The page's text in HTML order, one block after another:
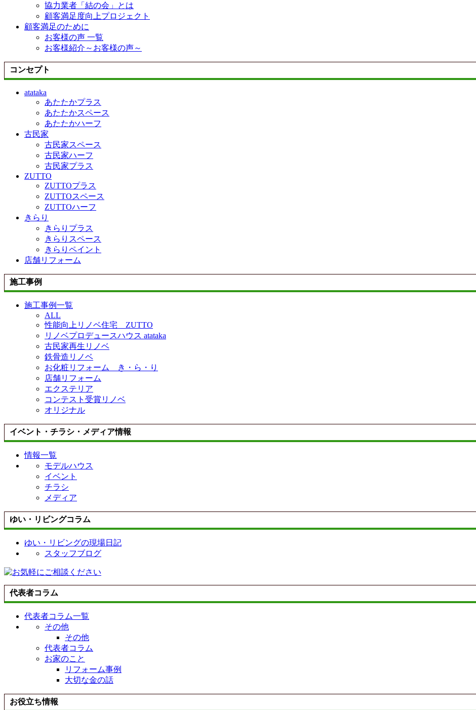
協力業者「結の会」とは
顧客満足度向上プロジェクト
顧客満足のために
お客様の声 一覧
お客様紹介～お客様の声～
コンセプト
atataka
あたたかプラス
あたたかスペース
あたたかハーフ
古民家
古民家スペース
古民家ハーフ
古民家プラス
ZUTTO
ZUTTOプラス
ZUTTOスペース
ZUTTOハーフ
きらり
きらりプラス
きらりスペース
きらりペイント
店舗リフォーム
施工事例
施工事例一覧
ALL
性能向上リノベ住宅 ZUTTO
リノベプロデュースハウス atataka
古民家再生リノベ
鉄骨造リノベ
お化粧リフォーム き・ら・り
店舗リフォーム
エクステリア
コンテスト受賞リノベ
オリジナル
イベント・チラシ・メディア情報
情報一覧
モデルハウス
イベント
チラシ
メディア
ゆい・リビングコラム
ゆい・リビングの現場日記
スタッフブログ
代表者コラム
代表者コラム一覧
その他
その他
代表者コラム
お家のこと
リフォーム事例
大切な金の話
お役立ち情報